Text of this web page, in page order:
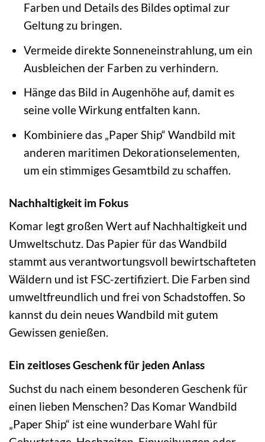
Farben und Details des Bildes optimal zur
Geltung zu bringen.
Vermeide direkte Sonneneinstrahlung, um ein
Ausbleichen der Farben zu verhindern.
Hänge das Bild in Augenhöhe auf, damit es
seine volle Wirkung entfalten kann.
Kombiniere das „Paper Ship“ Wandbild mit
anderen maritimen Dekorationselementen,
um ein stimmiges Gesamtbild zu schaffen.
Nachhaltigkeit im Fokus
Komar legt großen Wert auf Nachhaltigkeit und
Umweltschutz. Das Papier für das Wandbild
stammt aus verantwortungsvoll bewirtschafteten
Wäldern und ist FSC-zertifiziert. Die Farben sind
umweltfreundlich und frei von Schadstoffen. So
kannst du dein neues Wandbild mit gutem
Gewissen genießen.
Ein zeitloses Geschenk für jeden Anlass
Suchst du nach einem besonderen Geschenk für
einen lieben Menschen? Das Komar Wandbild
„Paper Ship“ ist eine wunderbare Wahl für